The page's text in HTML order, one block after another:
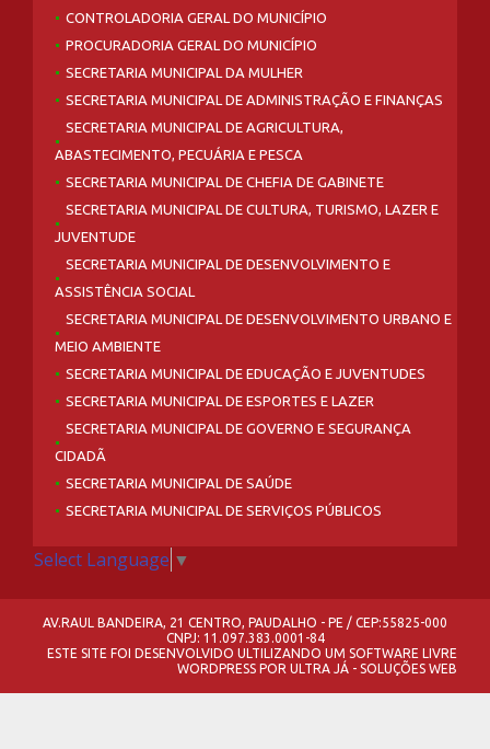
CONTROLADORIA GERAL DO MUNICÍPIO
PROCURADORIA GERAL DO MUNICÍPIO
SECRETARIA MUNICIPAL DA MULHER
SECRETARIA MUNICIPAL DE ADMINISTRAÇÃO E FINANÇAS
SECRETARIA MUNICIPAL DE AGRICULTURA,
ABASTECIMENTO, PECUÁRIA E PESCA
SECRETARIA MUNICIPAL DE CHEFIA DE GABINETE
SECRETARIA MUNICIPAL DE CULTURA, TURISMO, LAZER E
JUVENTUDE
SECRETARIA MUNICIPAL DE DESENVOLVIMENTO E
ASSISTÊNCIA SOCIAL
SECRETARIA MUNICIPAL DE DESENVOLVIMENTO URBANO E
MEIO AMBIENTE
SECRETARIA MUNICIPAL DE EDUCAÇÃO E JUVENTUDES
SECRETARIA MUNICIPAL DE ESPORTES E LAZER
SECRETARIA MUNICIPAL DE GOVERNO E SEGURANÇA
CIDADÃ
SECRETARIA MUNICIPAL DE SAÚDE
SECRETARIA MUNICIPAL DE SERVIÇOS PÚBLICOS
Select Language ▼
AV.RAUL BANDEIRA, 21 CENTRO, PAUDALHO - PE / CEP:55825-000
CNPJ: 11.097.383.0001-84
ESTE SITE FOI DESENVOLVIDO ULTILIZANDO UM SOFTWARE LIVRE
WORDPRESS POR ULTRA JÁ - SOLUÇÕES WEB